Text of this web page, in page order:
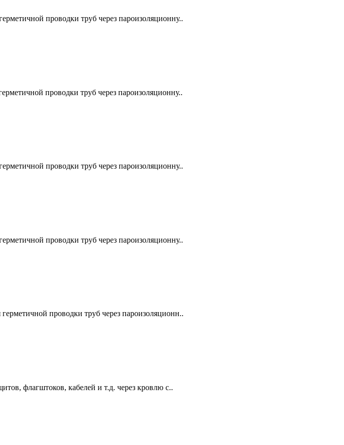
проводки труб через пароизоляционну..
проводки труб через пароизоляционну..
проводки труб через пароизоляционну..
проводки труб через пароизоляционну..
проводки труб через пароизоляционн..
флагштоков, кабелей и т.д. через кровлю с..